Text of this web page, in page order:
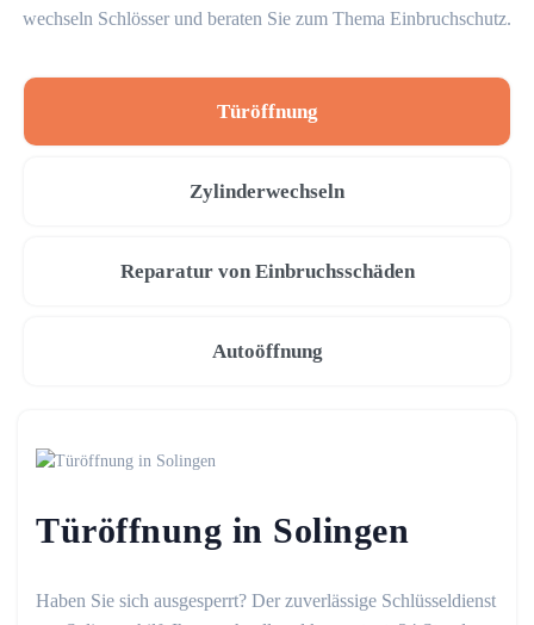
wechseln Schlösser und beraten Sie zum Thema Einbruchschutz.
Türöffnung
Zylinderwechseln
Reparatur von Einbruchsschäden
Autoöffnung
Türöffnung in Solingen
Haben Sie sich ausgesperrt? Der zuverlässige Schlüsseldienst